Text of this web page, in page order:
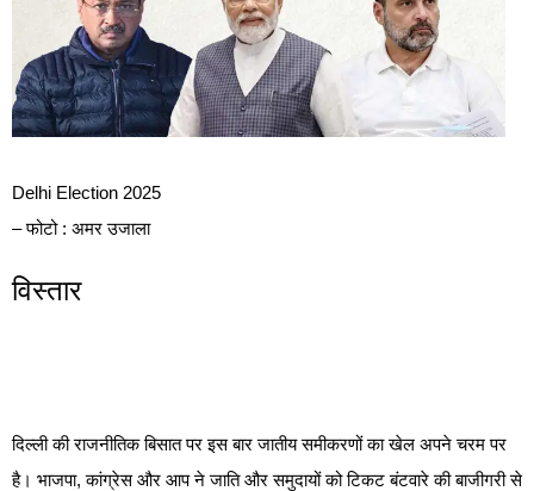
Delhi Election 2025
– फोटो : अमर उजाला
विस्तार
दिल्ली की राजनीतिक बिसात पर इस बार जातीय समीकरणों का खेल अपने चरम पर
है। भाजपा, कांग्रेस और आप ने जाति और समुदायों को टिकट बंटवारे की बाजीगरी से